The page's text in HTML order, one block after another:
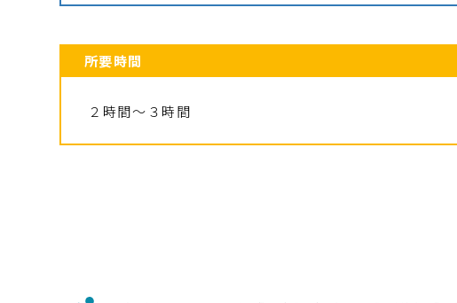
所要時間
２時間～３時間